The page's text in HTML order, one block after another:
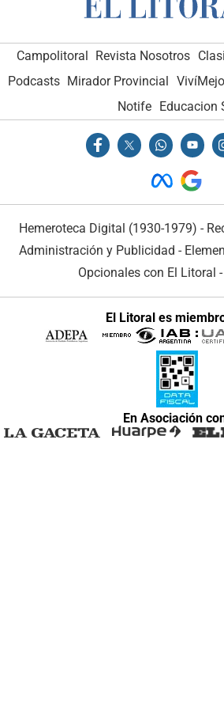
Campolitoral Revista Nosotros
Podcasts Mirador Provincial
Notife
Educacion
Hemeroteca Digital (1930-1979) -
Administración y Publicidad -
Opcionales con El Litoral -
El Litoral es
En Asociación